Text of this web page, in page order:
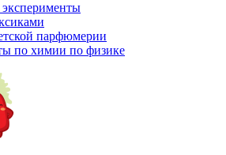
парфюмерии
по химии по физике